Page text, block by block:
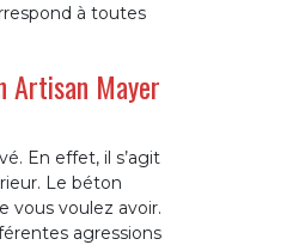
à toutes
Artisan Mayer
En effet, il s’agit
Le béton
vous voulez avoir.
agressions